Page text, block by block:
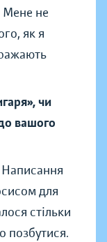
Мене не
як я
чи
вашого
для
стільки
позбутися.